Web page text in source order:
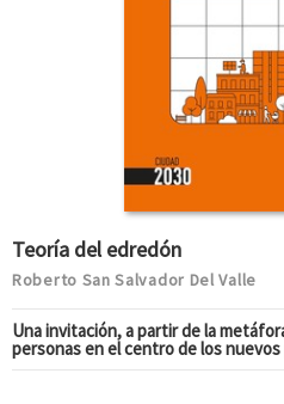
Teoría del edredón
Roberto San Salvador Del Valle
Una invitación, a partir de la
personas en el centro de los